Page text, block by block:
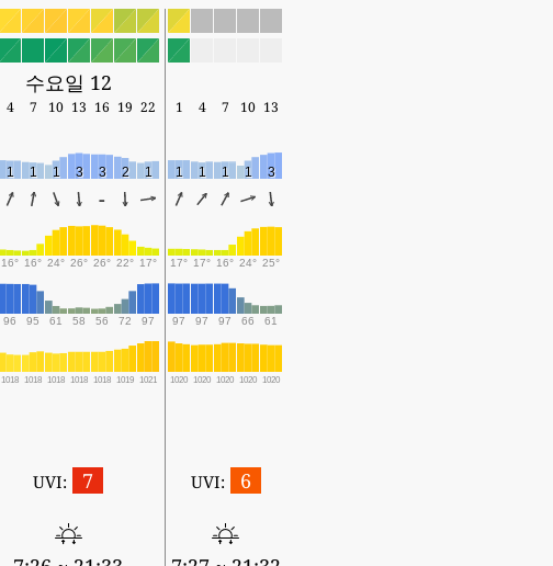
수요일 12
4 7 10 13 16 19 22 1 4 7 10 13
1 1 1 3 3 2 1 1 1 1 1 3
-
16° 16° 24° 26° 26° 22° 17° 17° 17° 16° 24° 25°
96 95 61 58 56 72 97 97 97 97 66 61
1018 1018 1018 1018 1018 1019 1021 1020 1020 1020 1020 1020
UVI: 7 UVI: 6